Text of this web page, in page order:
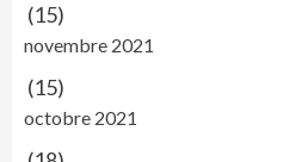
(15)
novembre 2021
(15)
octobre 2021